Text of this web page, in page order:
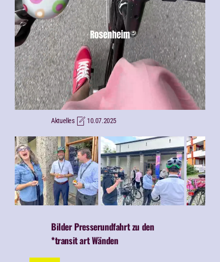
Aktuelles 10.07.2025
Bilder Presserundfahrt zu den
*transit art Wänden